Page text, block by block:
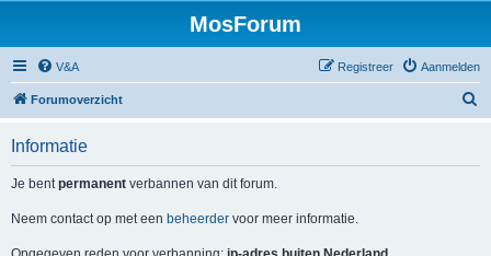
MosForum
V&A Aanmelden
Registreer
Forumoverzicht
Informatie
Je bentpermanent verbannen van dit forum.
Neem contact op met een beheerder voor meer informatie.